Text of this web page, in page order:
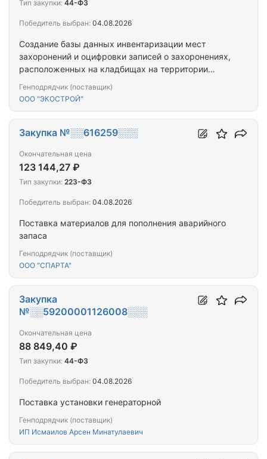
Создание базы данных инвентаризации мест
захоронений и оцифровки записей о захоронениях,
расположенных на кладбищах на территории
области, с загрузкой данных в АИС «Единая
дальнейшей миграции в федеральную цифровою
платформу ФГИС ПГС «Управление
Генподрядчик (поставщик)
ООО "ЭКОСТРОЙ"
Тип закупки: 44-ФЗ
Победитель выбран: 04.08.2026
Поставка материалов для пополнения аварийного
запаса
Генподрядчик (поставщик)
ООО "СПАРТА"
Закупка №░░616259░░░
Окончательная цена
123 144,27 ₽
Тип закупки: 223-ФЗ
Победитель выбран: 04.08.2026
Поставка установки генераторной
Генподрядчик (поставщик)
ИП Исмаилов Арсен Минатулаевич
Закупка
№░░59200001126008░░░
Окончательная цена
88 849,40 ₽
Тип закупки: 44-ФЗ
Победитель выбран: 04.08.2026